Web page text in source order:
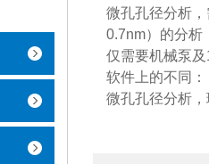
微孔孔径分析
0.7nm）的分析
仅需要机械泵
软件上的不同：
微孔孔径分析